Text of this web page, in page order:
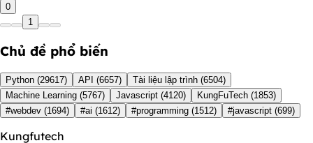
0
1
Chủ đề phổ biến
Python (29617) API (6657) Tài liệu lập trình (6504)
Machine Learning (5767) Javascript (4120) KungFuTech (1853)
#webdev (1694) #ai (1612) #programming (1512) #javascript (699)
Kungfutech